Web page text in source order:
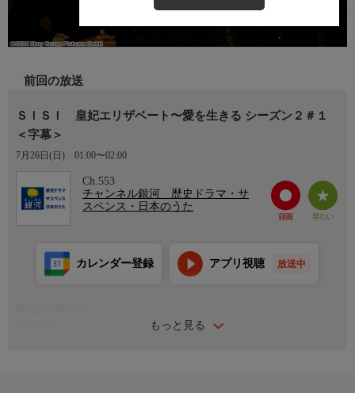
前回の放送
ＳＩＳＩ 皇妃エリザベート〜愛を生きる シーズン２＃１
＜字幕＞
7月26日(日) 01:00〜02:00
Ch.553
チャンネル銀河 歴史ドラマ・サ
スペンス・日本のうた
もっと見る
カレンダー登録 アプリ視聴 放送中